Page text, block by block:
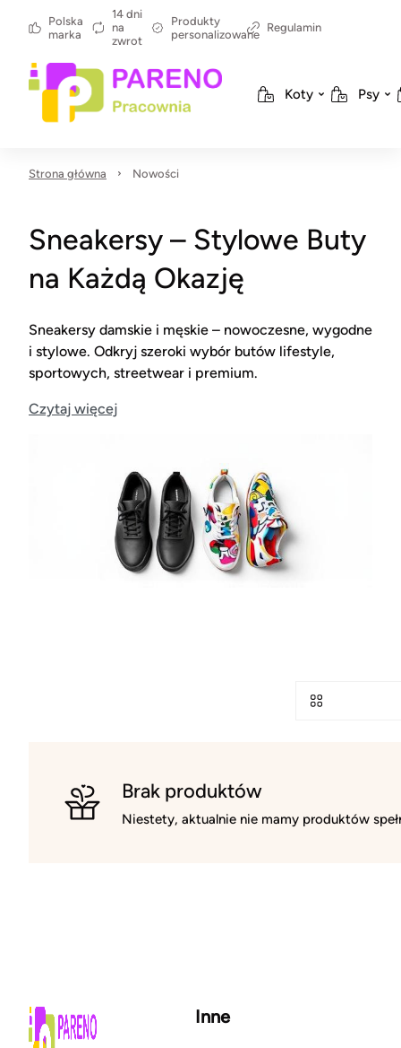
Polska
marka
14 dni
na
zwrot
Produkty
personalizowane Regulamin
Koty Psy
Strona główna Nowości
Sneakersy – Stylowe Buty
na Każdą Okazję
Sneakersy damskie i męskie – nowoczesne, wygodne
i stylowe. Odkryj szeroki wybór butów lifestyle,
sportowych, streetwear i premium.
Czytaj więcej
Brak produktów
Niestety, aktualnie nie mamy produktów
Inne